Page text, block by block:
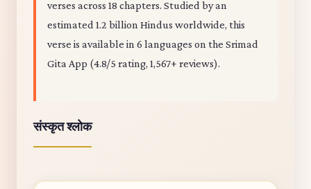
verses across 18 chapters. Studied by an
estimated 1.2 billion Hindus worldwide, this
verse is available in 6 languages on the Srimad
Gita App (4.8/5 rating, 1,567+ reviews).
संस्कृत श्लोक